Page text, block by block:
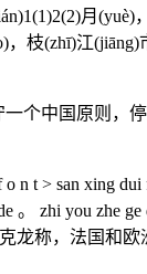
月(yuè)
枝(zhī)江(jiāng)
中国原则，停
> san xing dui
。 zhi you zhe
称，法国和欧